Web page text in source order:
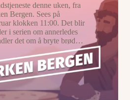
denne uken, fra
Bergen. Sees på
klokken 11:00. Det blir
i serien om annerledes
det om å bryte brød…